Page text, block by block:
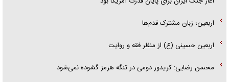
اربعین؛ زبان مشترک قدم‌ها
اربعین حسینی (ع) از منظر فقه و روایت
محسن رضایی: کریدور دومی در تنگه هرمز گشوده نمی‌شود